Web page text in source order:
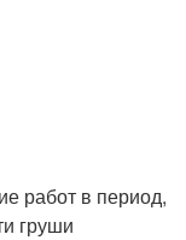
работ в период,
груши